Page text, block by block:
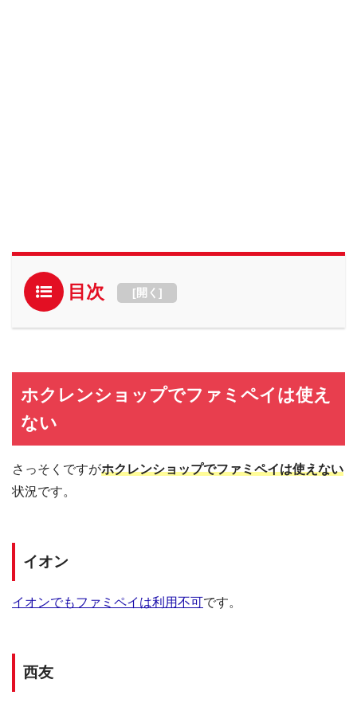
目次 [開く ]
ホクレンショップでファミペイは使え
ない
さっそくですがホクレンショップでファミペイは使えない
状況です。
イオン
イオンでもファミペイは利用不可です。
西友